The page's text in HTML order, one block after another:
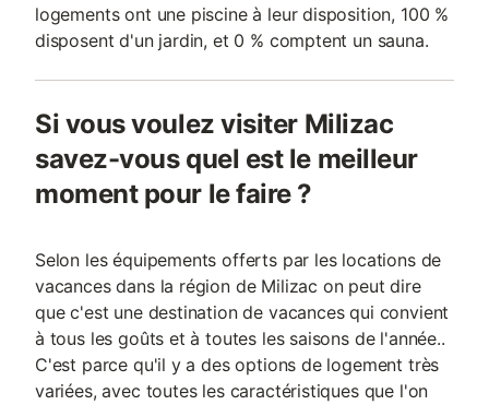
logements ont une piscine à leur disposition, 100 %
disposent d'un jardin, et 0 % comptent un sauna.
Si vous voulez visiter Milizac
savez-vous quel est le meilleur
moment pour le faire ?
Selon les équipements offerts par les locations de
vacances dans la région de Milizac on peut dire
que c'est une destination de vacances qui convient
à tous les goûts et à toutes les saisons de l'année..
C'est parce qu'il y a des options de logement très
variées, avec toutes les caractéristiques que l'on